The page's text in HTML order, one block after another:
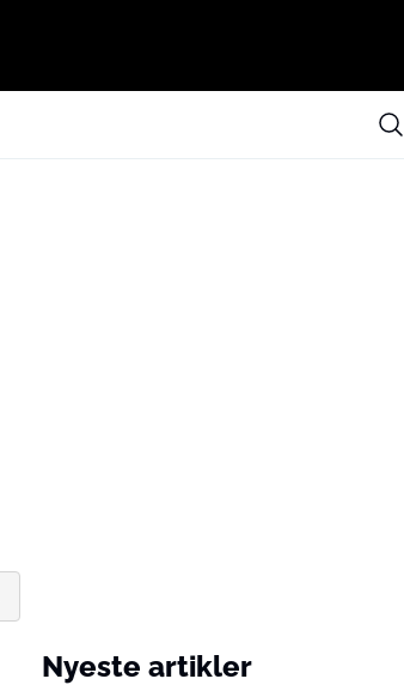
Nyeste artikler